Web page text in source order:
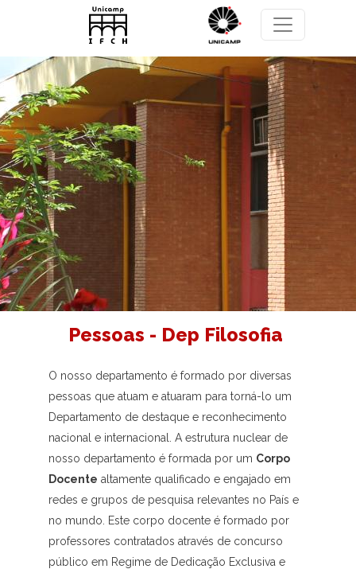
Pular para o conteúdo principal
Pessoas - Dep Filosofia
O nosso departamento é formado por diversas
pessoas que atuam e atuaram para torná-lo um
Departamento de destaque e reconhecimento
nacional e internacional. A estrutura nuclear de
nosso departamento é formada por um Corpo
Docente altamente qualificado e engajado em
redes e grupos de pesquisa relevantes no País e
no mundo. Este corpo docente é formado por
professores contratados através de concurso
público em Regime de Dedicação Exclusiva e